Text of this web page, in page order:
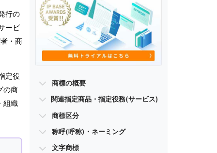
行の
ービ
・商
定役
の商
組織
商標の概要
関連指定商品・指定役務(サービス)
商標区分
称呼(呼称)・ネーミング
文字商標